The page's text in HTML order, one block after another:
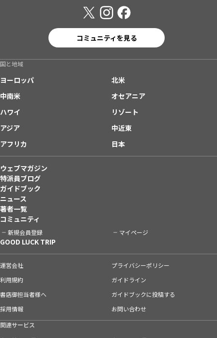
コミュニティを見る
国と地域
ヨーロッパ
北米
中南米
オセアニア
ハワイ
リゾート
アジア
中近東
アフリカ
日本
ウェブマガジン
特派員ブログ
ガイドブック
ニュース
著者一覧
コミュニティ
新規会員登録 マイページ
GOOD LUCK TRIP
運営会社
プライバシーポリシー
利用規約
ガイドライン
書店御担当者様へ
ガイドブックに投稿する
採用情報
お問い合わせ
関連サービス